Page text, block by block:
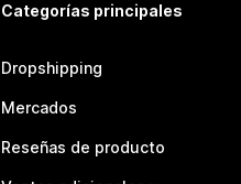
Categorías principales
Dropshipping
Mercados
Reseñas de producto